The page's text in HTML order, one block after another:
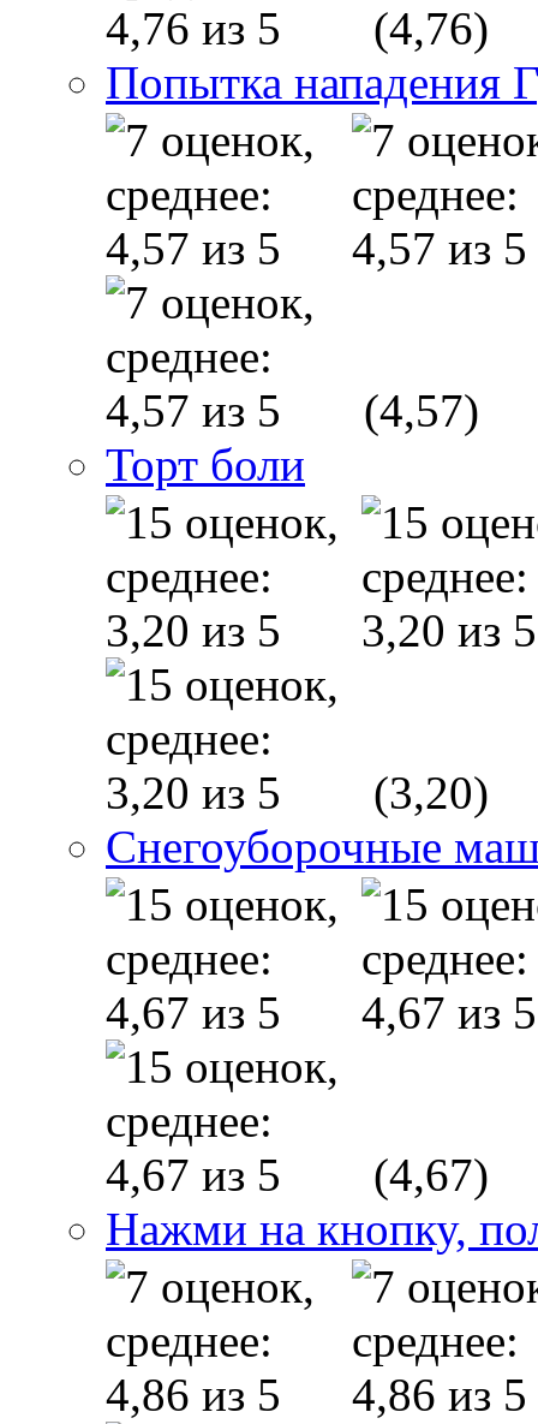
(4,76)
Попытка нападения
(4,57)
Торт боли
(3,20)
Снегоуборочные
(4,67)
Нажми на кнопку,